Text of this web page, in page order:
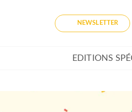
NEWSLETTER
EDITIONS